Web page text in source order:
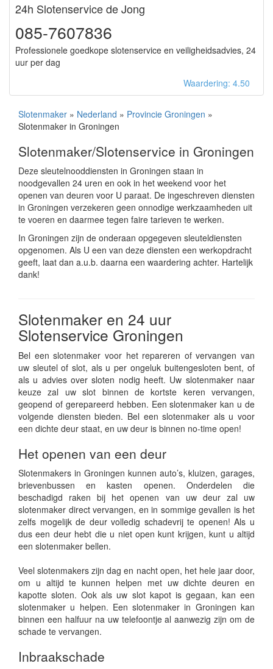
24h Slotenservice de Jong
085-7607836
Professionele goedkope slotenservice en veiligheidsadvies, 24
uur per dag
Waardering: 4.50
Slotenmaker » Nederland » Provincie Groningen »
Slotenmaker in Groningen
Slotenmaker/Slotenservice in Groningen
Deze sleutelnooddiensten in Groningen staan in
noodgevallen 24 uren en ook in het weekend voor het
openen van deuren voor U paraat. De ingeschreven diensten
in Groningen verzekeren geen onnodige werkzaamheden uit
te voeren en daarmee tegen faire tarieven te werken.
In Groningen zijn de onderaan opgegeven sleuteldiensten
opgenomen. Als U een van deze diensten een werkopdracht
geeft, laat dan a.u.b. daarna een waardering achter. Hartelijk
dank!
Slotenmaker en 24 uur
Slotenservice Groningen
Bel een slotenmaker voor het repareren of vervangen van
uw sleutel of slot, als u per ongeluk buitengesloten bent, of
als u advies over sloten nodig heeft. Uw slotenmaker naar
keuze zal uw slot binnen de kortste keren vervangen,
geopend of gerepareerd hebben. Een slotenmaker kan u de
volgende diensten bieden. Bel een slotenmaker als u voor
een dichte deur staat, en uw deur is binnen no-time open!
Het openen van een deur
Slotenmakers in Groningen kunnen auto’s, kluizen, garages,
brievenbussen en kasten openen. Onderdelen die
beschadigd raken bij het openen van uw deur zal uw
slotenmaker direct vervangen, en in sommige gevallen is het
zelfs mogelijk de deur volledig schadevrij te openen! Als u
dus een deur hebt die u niet open kunt krijgen, kunt u altijd
een slotenmaker bellen.
Veel slotenmakers zijn dag en nacht open, het hele jaar door,
om u altijd te kunnen helpen met uw dichte deuren en
kapotte sloten. Ook als uw slot kapot is gegaan, kan een
slotenmaker u helpen. Een slotenmaker in Groningen kan
binnen een halfuur na uw telefoontje al aanwezig zijn om de
schade te vervangen.
Inbraakschade